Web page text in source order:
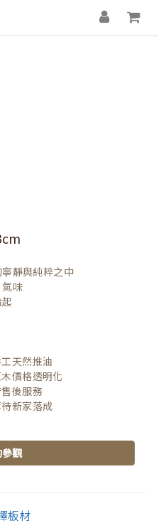
靜與純粹之中
味
天然推油
價格透明化
後服務
新家落成
參觀